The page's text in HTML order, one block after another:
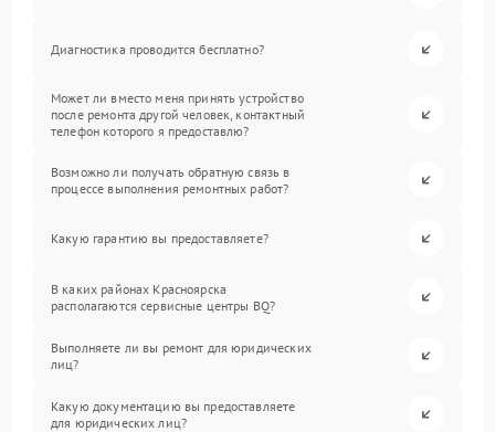
Диагностика проводится бесплатно?
Может ли вместо меня принять устройство
после ремонта другой человек, контактный
телефон которого я предоставлю?
Возможно ли получать обратную связь в
процессе выполнения ремонтных работ?
Какую гарантию вы предоставляете?
В каких районах Красноярска
располагаются сервисные центры BQ?
Выполняете ли вы ремонт для юридических
лиц?
Какую документацию вы предоставляете
для юридических лиц?